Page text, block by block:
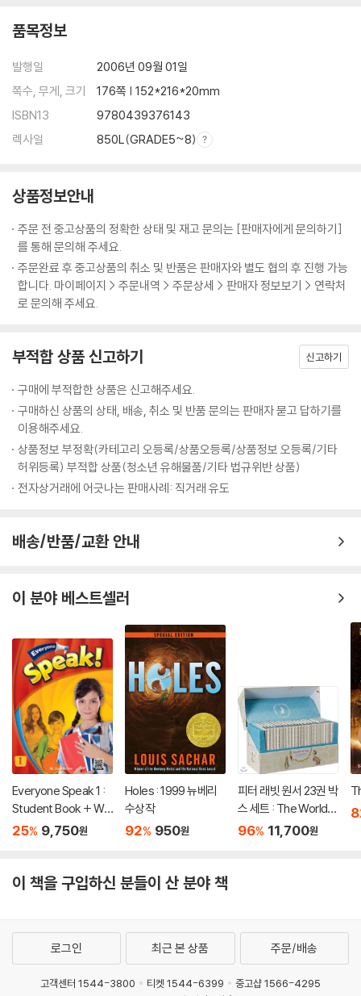
품목정보
발행일
2006년 09월 01일
쪽수, 무게, 크기
176쪽 | 152*216*20mm
ISBN13
9780439376143
렉사일
850L(GRADE5~8)
상품정보안내
주문 전 중고상품의 정확한 상태 및 재고 문의는 [판매자에게 문의하기]
를 통해 문의해 주세요.
주문완료 후 중고상품의 취소 및 반품은 판매자와 별도 협의 후 진행 가능
합니다. 마이페이지 > 주문내역 > 주문상세 > 판매자 정보보기 > 연락처
로 문의해 주세요.
부적합 상품 신고하기 신고하기
구매에 부적합한 상품은 신고해주세요.
구매하신 상품의 상태, 배송, 취소 및 반품 문의는 판매자 묻고 답하기를
이용해주세요.
상품정보 부정확(카테고리 오등록/상품오등록/상품정보 오등록/기타
허위등록) 부적합 상품(청소년 유해물품/기타 법규위반 상품)
전자상거래에 어긋나는 판매사례: 직거래 유도
배송/반품/교환 안내
이 분야 베스트셀러
Everyone Speak 1 :
Student Book + Wo
rkbook + Presentati
25% 9,750원
Holes : 1999 뉴베리
수상작
92% 950원
피터 래빗 원서 23권 박
스 세트 : The World o
f Peter Rabbit
96% 11,700원
이 책을 구입하신 분들이 산 분야 책
로그인 최근 본 상품 주문/배송
고객센터 1544-3800 티켓 1544-6399
중고샵 1566-4295